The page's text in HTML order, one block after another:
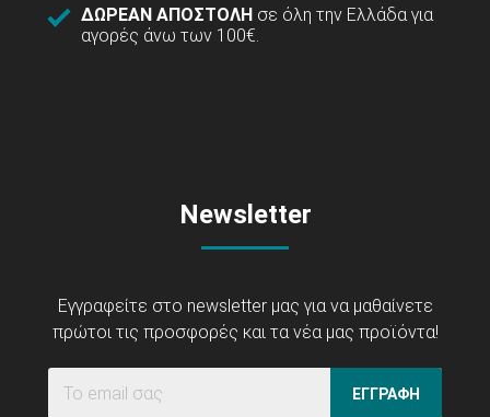
ΔΩΡΕΑΝ ΑΠΟΣΤΟΛΗ σε όλη την Ελλάδα για
αγορές άνω των 100€.
Newsletter
Εγγραφείτε στο newsletter μας για να μαθαίνετε
πρώτοι τις προσφορές και τα νέα μας προϊόντα!
ΕΓΓΡΑΦΗ